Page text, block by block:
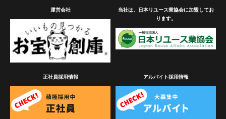
運営会社
当社は、日本リユース業協会に加盟してお
ります。
正社員採用情報 アルバイト採用情報